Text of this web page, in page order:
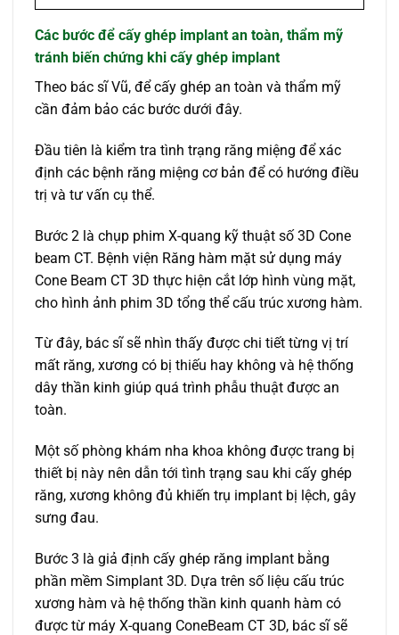
Các bước để cấy ghép implant an toàn, thẩm mỹ
tránh biến chứng khi cấy ghép implant
Theo bác sĩ Vũ, để cấy ghép an toàn và thẩm mỹ
cần đảm bảo các bước dưới đây.
Đầu tiên là kiểm tra tình trạng răng miệng để xác
định các bệnh răng miệng cơ bản để có hướng điều
trị và tư vấn cụ thể.
Bước 2 là chụp phim X-quang kỹ thuật số 3D Cone
beam CT. Bệnh viện Răng hàm mặt sử dụng máy
Cone Beam CT 3D thực hiện cắt lớp hình vùng mặt,
cho hình ảnh phim 3D tổng thể cấu trúc xương hàm.
Từ đây, bác sĩ sẽ nhìn thấy được chi tiết từng vị trí
mất răng, xương có bị thiếu hay không và hệ thống
dây thần kinh giúp quá trình phẫu thuật được an
toàn.
Một số phòng khám nha khoa không được trang bị
thiết bị này nên dẫn tới tình trạng sau khi cấy ghép
răng, xương không đủ khiến trụ implant bị lệch, gây
sưng đau.
Bước 3 là giả định cấy ghép răng implant bằng
phần mềm Simplant 3D. Dựa trên số liệu cấu trúc
xương hàm và hệ thống thần kinh quanh hàm có
được từ máy X-quang ConeBeam CT 3D, bác sĩ sẽ